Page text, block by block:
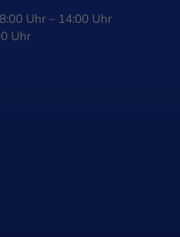
Uhr – 14:00 Uhr
Uhr